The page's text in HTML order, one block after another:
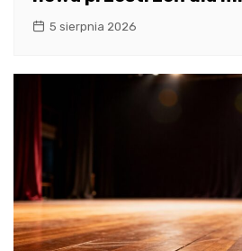
5 sierpnia 2026